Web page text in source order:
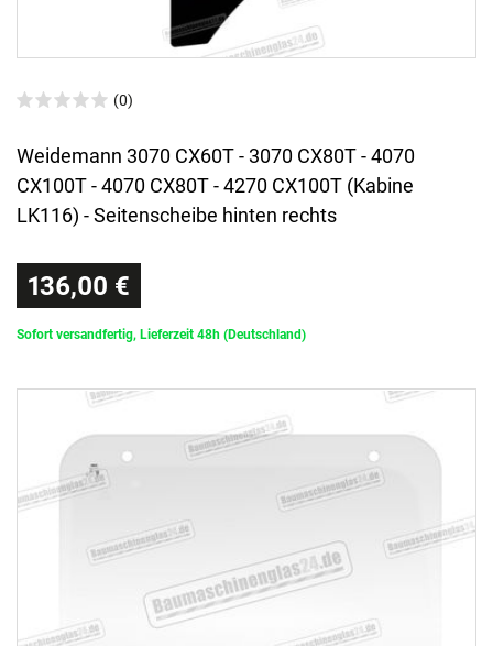
(0)
Weidemann 3070 CX60T - 3070 CX80T - 4070
CX100T - 4070 CX80T - 4270 CX100T (Kabine
LK116) - Seitenscheibe hinten rechts
136,00 €
Sofort versandfertig, Lieferzeit 48h (Deutschland)